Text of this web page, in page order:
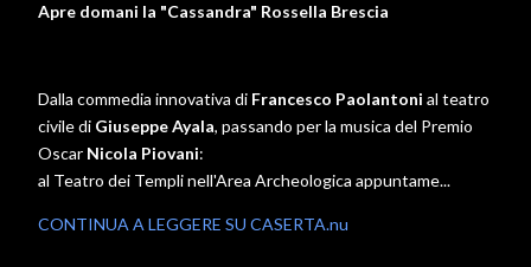
Apre domani la "Cassandra" Rossella Brescia
Dalla commedia innovativa di Francesco Paolantoni al teatro
civile di Giuseppe Ayala, passando per la musica del Premio
Oscar Nicola Piovani:
al Teatro dei Templi nell'Area Archeologica appuntame...
CONTINUA A LEGGERE SU CASERTA.nu